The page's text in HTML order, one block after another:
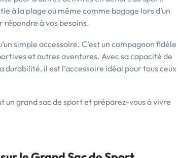
à la plage ou même comme bagage lors d’un
à vos besoins.
simple accessoire. C’est un compagnon fidèle
et autres aventures. Avec sa capacité de
il est l’accessoire idéal pour tous ceux
un grand sac de sport et préparez-vous à vivre